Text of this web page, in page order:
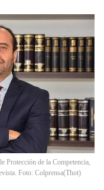
Protección de la Competencia,
Foto: Colprensa(Thot)